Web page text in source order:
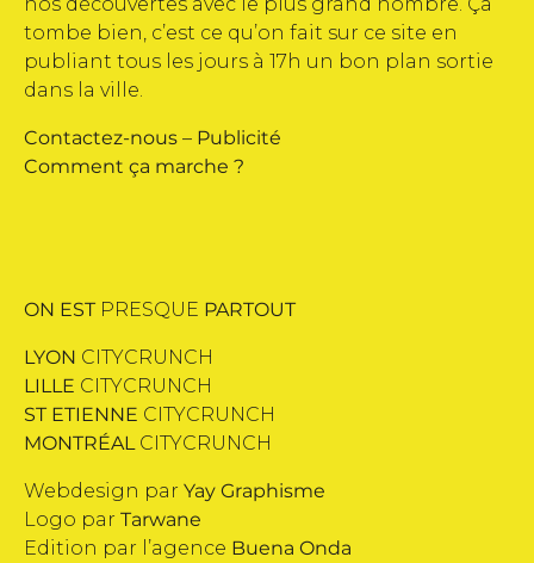
tombe bien, c’est ce qu’on fait sur ce site en
publiant tous les jours à 17h un bon plan sortie
dans la ville.
Contactez-nous – Publicité
Comment ça marche ?
ON EST PRESQUE PARTOUT
LYON CITYCRUNCH
LILLE CITYCRUNCH
ST ETIENNE CITYCRUNCH
MONTRÉAL CITYCRUNCH
Webdesign par Yay Graphisme
Logo par Tarwane
Edition par l’agence Buena Onda